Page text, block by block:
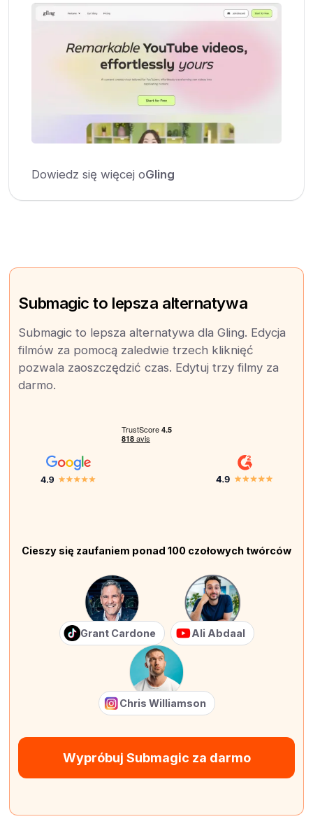
Dowiedz się więcej oGling
Submagic to lepsza alternatywa
Submagic to lepsza alternatywa dla Gling. Edycja
filmów za pomocą zaledwie trzech kliknięć
pozwala zaoszczędzić czas. Edytuj trzy filmy za
darmo.
Cieszy się zaufaniem ponad 100 czołowych twórców
Grant Cardone Ali Abdaal
Chris Williamson
Wypróbuj Submagic za darmo